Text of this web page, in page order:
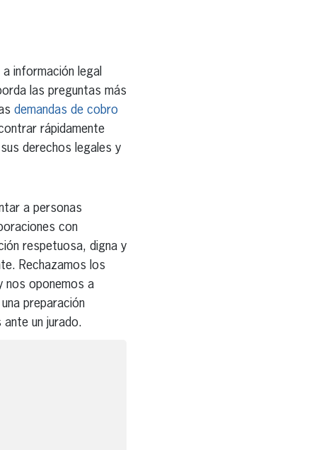
información legal
las preguntas más
demandas de cobro
rápidamente
derechos legales y
a personas
con
respetuosa, digna y
Rechazamos los
nos oponemos a
preparación
un jurado.